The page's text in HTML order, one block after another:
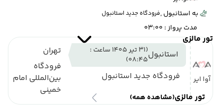
تور مالزی
تور مالزی(مشاهده همه)
به استانبول ,فرودگاه جدید استانبول
مدت پرواز : 03:00
آوا ایر
استانبول
(31 تیر 1405 ساعت :
08:45)
فرودگاه جدید استانبول
تهران
فرودگاه
بین‌المللی امام
خمینی